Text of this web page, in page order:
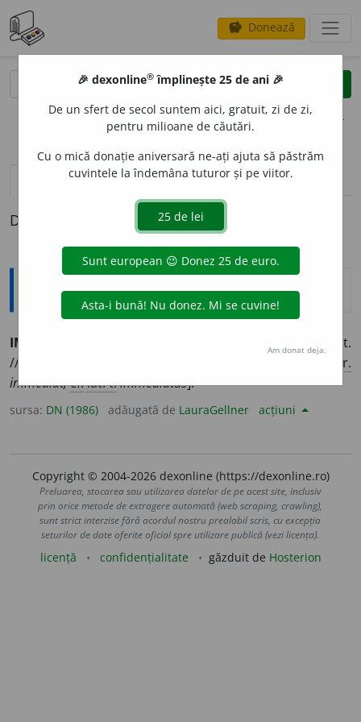
savings Donează
clear
opțiuni
definiții (1) pronunțievolume_up (50)
Definiția cu ID-ul 413987:
Explicative DEX
IMEDI
Care se produce fără întîrziere; nemijlocit.
//
fr.
immédiat,cf.lat. t.immediatus].
sursa: DN (1986) adăugată de LauraGellner acțiuni
Copyright © 2004-2026 dexonline (https://dexonline.ro)
Preluarea, stocarea sau utilizarea datelor de pe acest site, inclusiv
prin orice metode de extragere automată (web scraping, crawling),
sunt strict interzise fără acordul nostru prealabil scris, cu excepția
seturilor de date oferite oficial spre utilizare publică (vezi licența).
licență confidențialitate găzduit de Hosterion
🎉 dexonline® împlinește 25 de ani 🎉
De un sfert de secol suntem aici, gratuit, zi de zi,
pentru milioane de căutări.
Cu o mică donație aniversară ne-ați ajuta să păstrăm
cuvintele la îndemâna tuturor și pe viitor.
Am donat deja.